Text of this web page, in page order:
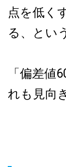
点を低く
る、とい
「偏差
れも見向